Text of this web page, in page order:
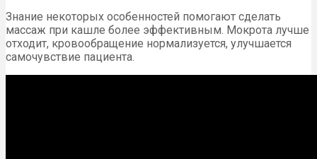
Знание некоторых особенностей помогают сделать
массаж при кашле более эффективным. Мокрота лучше
отходит, кровообращение нормализуется, улучшается
самочувствие пациента.